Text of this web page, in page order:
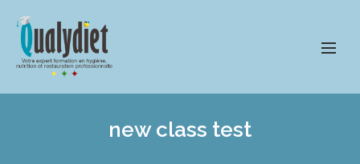
new class test